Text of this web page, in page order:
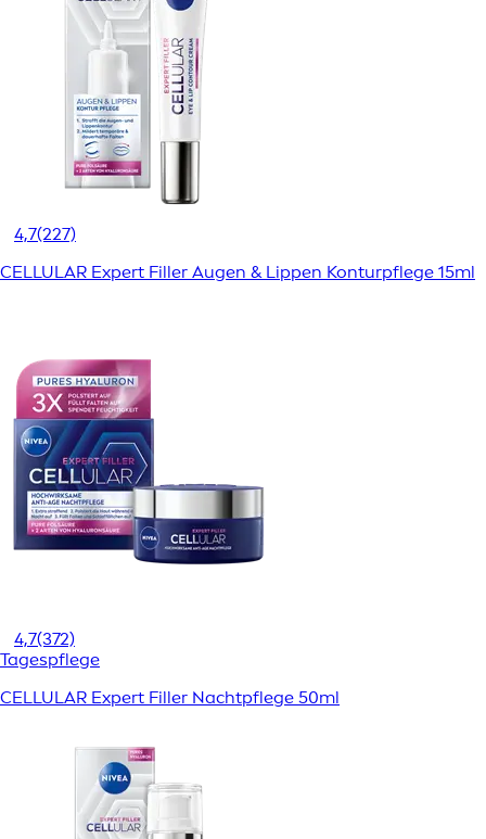
4,7(227)
CELLULAR Expert Filler Augen & Lippen Konturpflege 15ml
4,7(372)
Tagespflege
CELLULAR Expert Filler Nachtpflege 50ml